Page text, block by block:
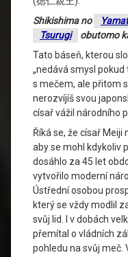
Shikishima no
Tsurugi
obutomo
Tato báseň, kterou
„nedává smysl
s mečem, ale přitom
nerozvíjíš svou
císař vážil národního
Říká se, že císař Meiji
aby se mohl kdykoliv
dosáhlo za 45 let
vytvořilo moderní
Ústřední osobou
který se vždy modlil
svůj lid. I v dobách
přemítal o vládních
pohledu na svůj meč.